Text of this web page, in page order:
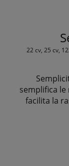
22 cv, 25 cv,
semplifica
facilita la